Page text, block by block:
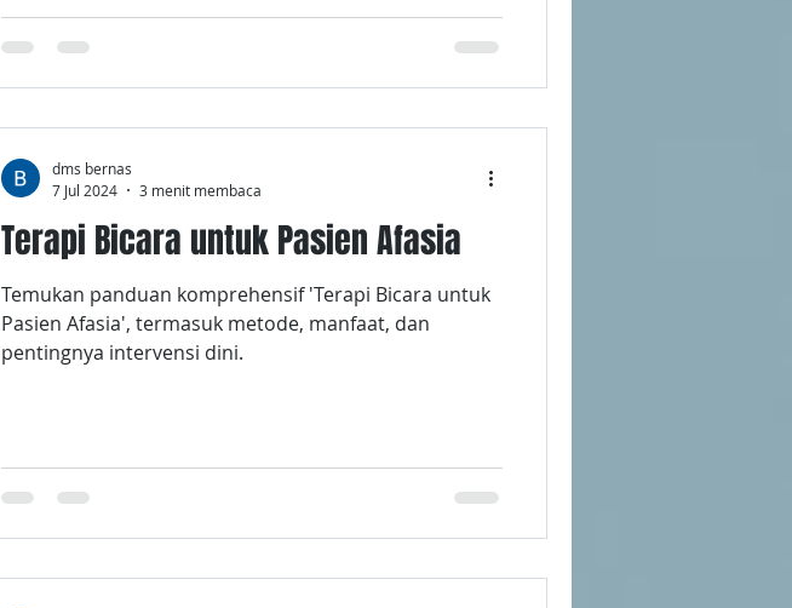
Terapi Bicara untuk Pasien Afasia
Temukan panduan komprehensif 'Terapi Bicara untuk
Pasien Afasia', termasuk metode, manfaat, dan
pentingnya intervensi dini.
dms bernas
7 Jul 2024
3 menit membaca